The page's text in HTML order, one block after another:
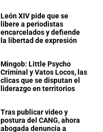
León XIV pide que se
libere a periodistas
encarcelados y defiende
la libertad de expresión
Mingob: Little Psycho
Criminal y Vatos Locos, las
clicas que se disputan el
liderazgo en territorios
Tras publicar video y
postura del CANG, ahora
abogada denuncia a